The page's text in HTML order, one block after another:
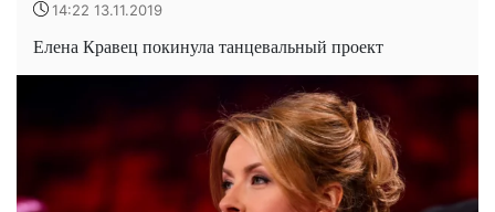
14:22 13.11.2019
Елена Кравец покинула танцевальный проект